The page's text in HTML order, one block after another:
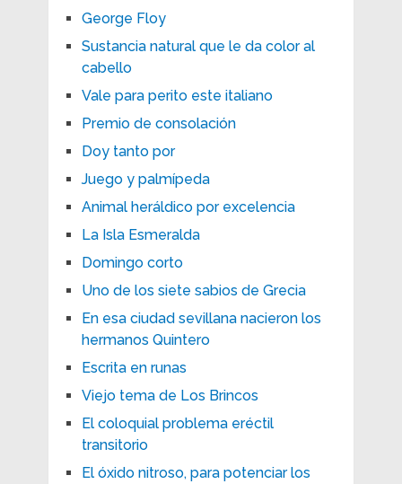
George Floy
Sustancia natural que le da color al
cabello
Vale para perito este italiano
Premio de consolación
Doy tanto por
Juego y palmípeda
Animal heráldico por excelencia
La Isla Esmeralda
Domingo corto
Uno de los siete sabios de Grecia
En esa ciudad sevillana nacieron los
hermanos Quintero
Escrita en runas
Viejo tema de Los Brincos
El coloquial problema eréctil
transitorio
El óxido nitroso, para potenciar los